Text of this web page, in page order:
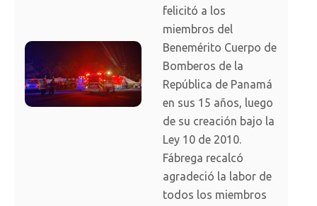
felicitó a los
miembros del
Benemérito Cuerpo de
Bomberos de la
República de Panamá
en sus 15 años, luego
de su creación bajo la
Ley 10 de 2010.
Fábrega recalcó
agradeció la labor de
todos los miembros